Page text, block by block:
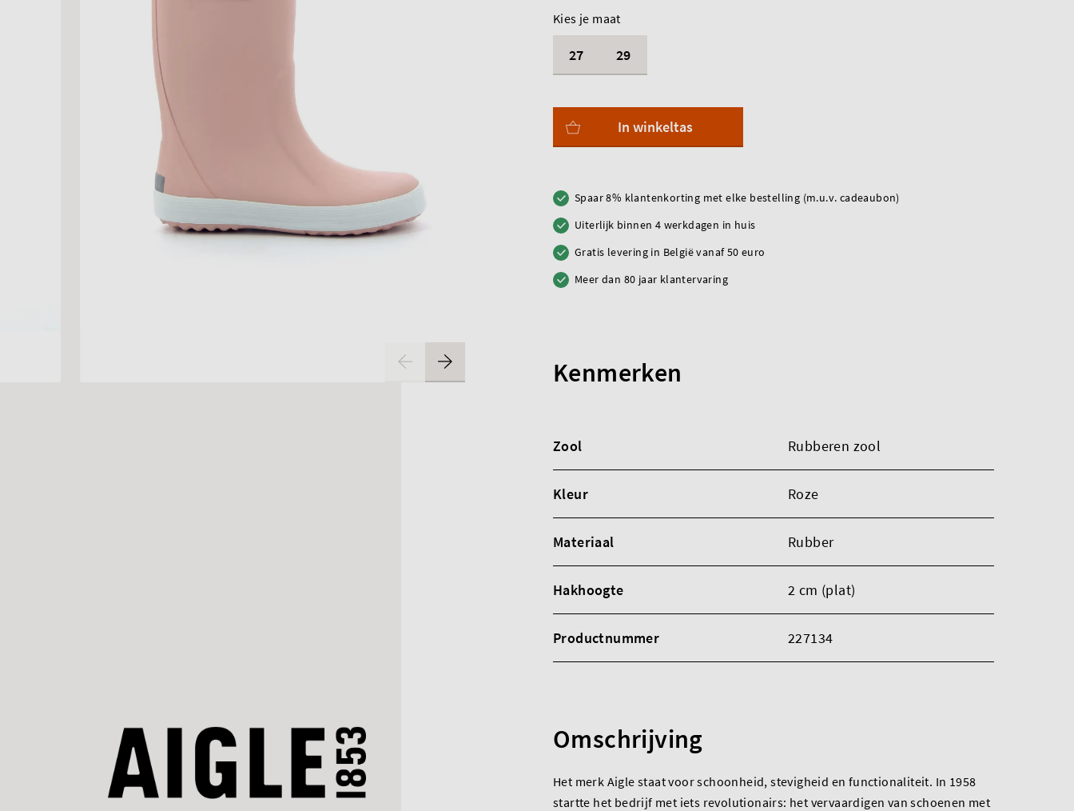
Kies je maat
27 29
In winkeltas
Spaar 8% klantenkorting met elke bestelling (m.u.v. cadeaubon)
Uiterlijk binnen 4 werkdagen in huis
Gratis levering in België vanaf 50 euro
Meer dan 80 jaar klantervaring
Kenmerken
Zool Rubberen zool
Kleur Roze
Materiaal Rubber
Hakhoogte 2 cm (plat)
Productnummer 227134
Omschrijving
Het merk Aigle staat voor schoonheid, stevigheid en functionaliteit. In 1958
startte het bedrijf met iets revolutionairs: het vervaardigen van schoenen met